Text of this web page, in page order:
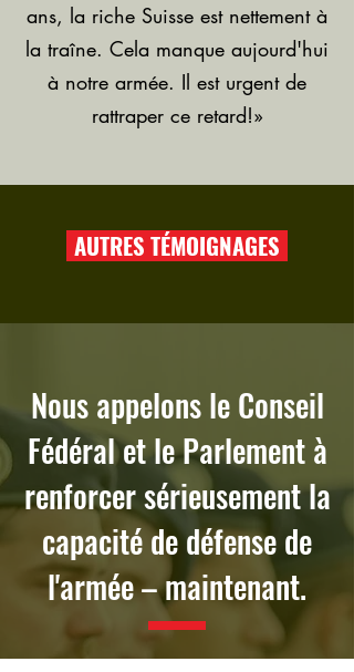
ans, la riche Suisse est nettement à
la traîne. Cela manque aujourd'hui
à notre armée. Il est urgent de
rattraper ce retard!»
AUTRES TÉMOIGNAGES
Nous appelons le Conseil
Fédéral et le Parlement à
renforcer sérieusement la
capacité de défense de
l'armée –maintenant.